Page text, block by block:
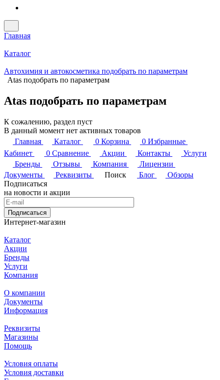
Главная
Каталог
Автохимия и автокосметика подобрать по параметрам
Atas подобрать по параметрам
Atas подобрать по параметрам
К сожалению, раздел пуст
В данный момент нет активных товаров
Главная
Каталог 0 Корзина 0 Избранные
Кабинет
0 Сравнение Акции Контакты
Услуги
Бренды
Отзывы Компания
Лицензии
Документы
Реквизиты Поиск Блог
Обзоры
Подписаться
на новости и акции
Подписаться
Интернет-магазин
Каталог
Акции
Бренды
Услуги
Компания
О компании
Документы
Информация
Реквизиты
Магазины
Помощь
Условия оплаты
Условия доставки